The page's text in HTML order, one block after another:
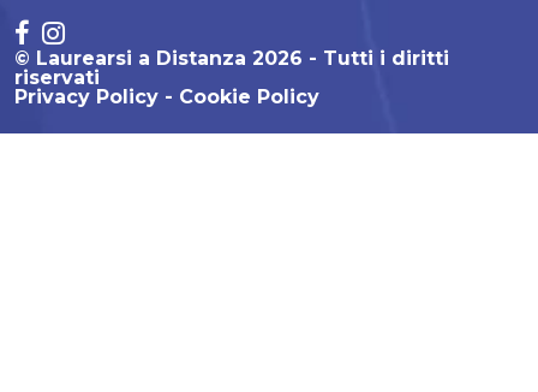
© Laurearsi a Distanza 2026 - Tutti i diritti
riservati
Privacy Policy
Cookie Policy